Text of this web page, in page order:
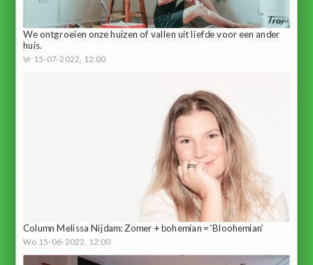
We ontgroeien onze huizen of vallen uit liefde voor een ander
huis.
Vr 15-07-2022, 12:00
Column Melissa Nijdam: Zomer + bohemian = ‘Bloohemian’
Wo 15-06-2022, 12:00